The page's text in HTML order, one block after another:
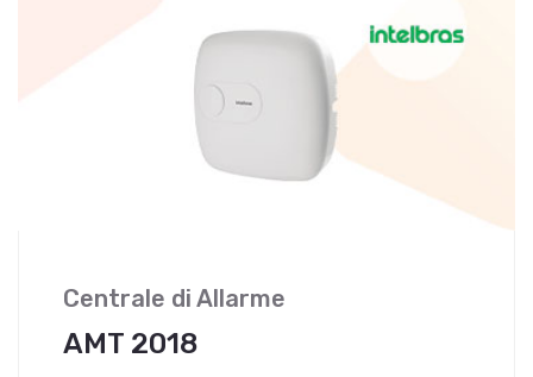
Centrale di Allarme
AMT 2018